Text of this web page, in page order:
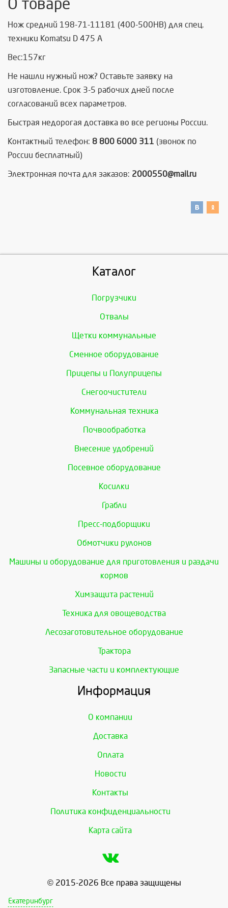
О товаре
Нож средний 198-71-11181 (400-500HB) для спец.
техники Komatsu D 475 А
Вес:157кг
Не нашли нужный нож? Оставьте заявку на
изготовление. Срок 3-5 рабочих дней после
согласований всех параметров.
Быстрая недорогая доставка во все регионы России.
Контактный телефон: 8 800 6000 311 (звонок по
России бесплатный)
Электронная почта для заказов: 2000550@mail.ru
Каталог
Погрузчики
Отвалы
Щетки коммунальные
Сменное оборудование
Прицепы и Полуприцепы
Снегоочистители
Коммунальная техника
Почвообработка
Внесение удобрений
Посевное оборудование
Косилки
Грабли
Пресс-подборщики
Обмотчики рулонов
Машины и оборудование для приготовления и раздачи
кормов
Химзащита растений
Техника для овощеводства
Лесозаготовительное оборудование
Трактора
Запасные части и комплектующие
Информация
О компании
Доставка
Оплата
Новости
Контакты
Политика конфиденциальности
Карта сайта
© 2015-2026 Все права защищены
Екатеринбург